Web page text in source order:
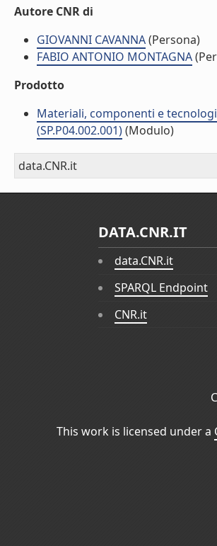
Autore CNR di
GIOVANNI CAVANNA(Persona)
FABIO ANTONIO MONTAGNA
Prodotto
Materiali, componenti e
(SP.P04.002.001)(Modulo)
data.CNR.it
DATA.CNR.IT
data.CNR.it
SPARQL Endpoint
CNR.it
This work is licensed under a